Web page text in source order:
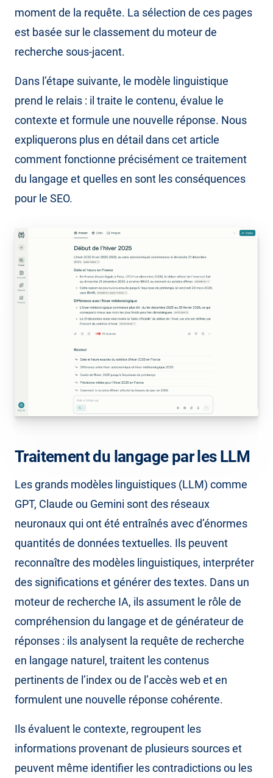
moment de la requête. La sélection de ces pages
est basée sur le classement du moteur de
recherche sous-jacent.
Dans l’étape suivante, le modèle linguistique
prend le relais : il traite le contenu, évalue le
contexte et formule une nouvelle réponse. Nous
expliquerons plus en détail dans cet article
comment fonctionne précisément ce traitement
du langage et quelles en sont les conséquences
pour le SEO.
Traitement du langage par les LLM
Les grands modèles linguistiques (LLM) comme
GPT, Claude ou Gemini sont des réseaux
neuronaux qui ont été entraînés avec d’énormes
quantités de données textuelles. Ils peuvent
reconnaître des modèles linguistiques, interpréter
des significations et générer des textes. Dans un
moteur de recherche IA, ils assument le rôle de
compréhension du langage et de générateur de
réponses : ils analysent la requête de recherche
en langage naturel, traitent les contenus
pertinents de l’index ou de l’accès web et en
formulent une nouvelle réponse cohérente.
Ils évaluent le contexte, regroupent les
informations provenant de plusieurs sources et
peuvent même identifier les contradictions ou les